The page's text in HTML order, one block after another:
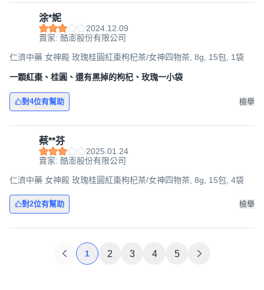
涂*妮
2024.12.09
賣家: 酷澎股份有限公司
仁濟中藥 女神殿 玫瑰桂圓紅棗枸杞茶/女神四物茶, 8g, 15包, 1袋
一顆紅棗、桂圓、還有黑掉的枸杞、玫瑰一小袋
對4位有幫助 檢舉
蔡**芬
2025.01.24
賣家: 酷澎股份有限公司
仁濟中藥 女神殿 玫瑰桂圓紅棗枸杞茶/女神四物茶, 8g, 15包, 4袋
對2位有幫助 檢舉
1 2 3 4 5